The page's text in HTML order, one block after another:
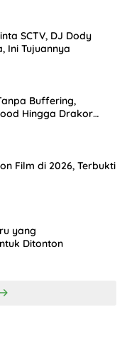
SCTV, DJ Dody
Ini Tujuannya
Buffering,
Hingga Drakor
Film di 2026, Terbukti
yang
Ditonton